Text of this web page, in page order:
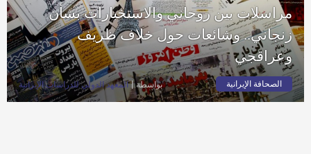
مراسلات بين روحاني والاستخبارات بشأن
زنجاني.. وشائعات حول خلاف ظريف
وعراقجي
الصحافة الإيرانية بواسطة المعهد الدولي للدراسات الإيرانية